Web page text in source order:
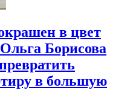
в цвет
Борисова
в большую